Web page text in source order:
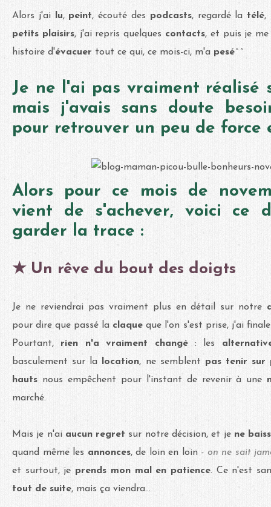
Alors j'ai lu, peint, écouté des podcasts, regardé la télé,
petits plaisirs, j'ai repris quelques contacts, et puis je me
histoire d'évacuer tout ce qui, ce mois-ci, m'a pesé^^
Je ne l'ai pas vraiment réalisé
mais j'avais sans doute
pour retrouver un peu de force
Alors pour ce mois de
vient de s'achever, voici ce
garder la trace :
★ Un rêve du bout des doigts
Je ne reviendrai pas vraiment plus en détail sur notre
pour dire que passé la claque que l'on s'est prise, j'ai
Pourtant, rien n'a vraiment changé: les
basculement sur la
location, ne semblent pas tenir sur
hauts nous empêchent pour l'instant de revenir à une
marché.
Mais je n'ai aucun regret sur notre décision, et je ne
quand même les annonces, de loin en loin- on ne sait
et surtout, je prends mon mal en patience. Ce n'est
tout de suite, mais ça viendra...